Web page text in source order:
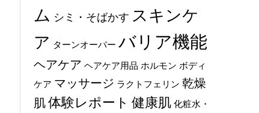
ム シミ・そばかす スキンケ
ア ターンオーバー バリア機能
ヘアケア ヘアケア用品 ホルモン ボディ
ケア マッサージ ラクトフェリン 乾燥
肌体験レポート 健康肌 化粧水・